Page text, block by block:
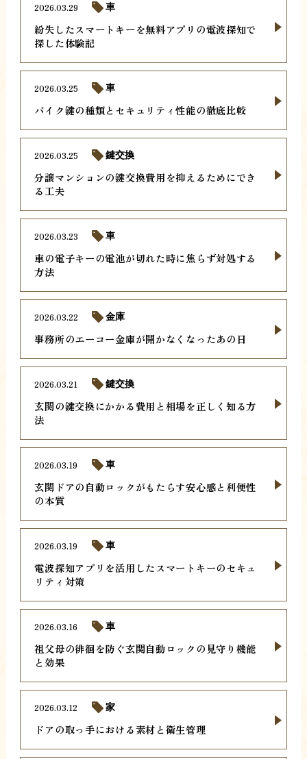
紛失したスマートキーを無料アプリの電波探知で
探した体験記
2026.03.29 車
バイク鍵の種類とセキュリティ性能の徹底比較
2026.03.25 車
分譲マンションの鍵交換費用を抑えるためにでき
る工夫
2026.03.25 鍵交換
車の電子キーの電池が切れた時に焦らず対処する
方法
2026.03.23 車
事務所のエーコー金庫が開かなくなったあの日
2026.03.22 金庫
玄関の鍵交換にかかる費用と相場を正しく知る方
法
2026.03.21 鍵交換
玄関ドアの自動ロックがもたらす安心感と利便性
の本質
2026.03.19 車
電波探知アプリを活用したスマートキーのセキュ
リティ対策
2026.03.19 車
祖父母の徘徊を防ぐ玄関自動ロックの見守り機能
と効果
2026.03.16 車
ドアの取っ手における素材と衛生管理
2026.03.12 家